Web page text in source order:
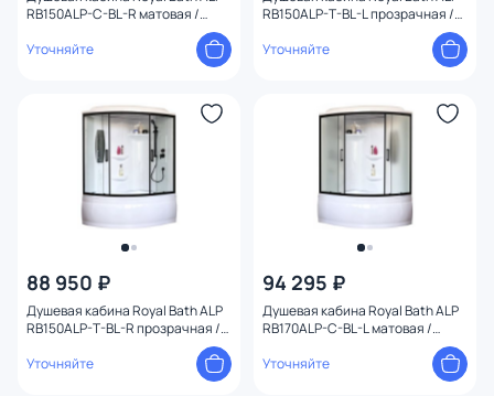
RB150ALP-C-BL-R матовая /
Уточняйте
RB150ALP-T-BL-L прозрачная /
Уточняйте
88 950 ₽
Душевая кабина Royal Bath ALP
RB150ALP-T-BL-R прозрачная /
Уточняйте
94 295 ₽
Душевая кабина Royal Bath ALP
RB170ALP-C-BL-L матовая /
Уточняйте